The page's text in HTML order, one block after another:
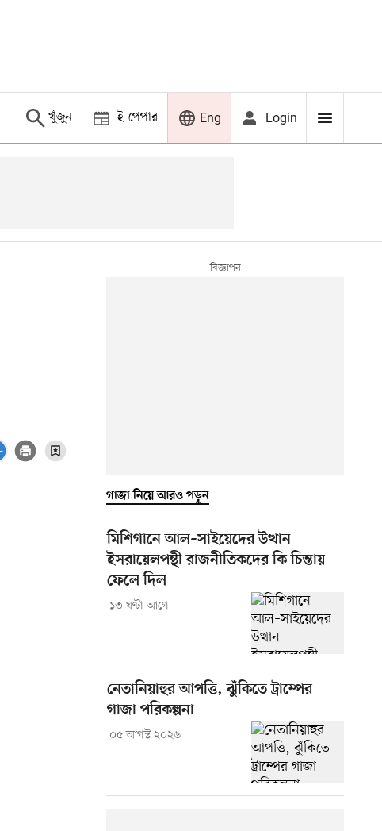
খুঁজুন ই-পেপার Eng Login
গাজা নিয়ে আরও পড়ুন
মিশিগানে আল–সাইয়েদের উত্থান
ইসরায়েলপন্থী রাজনীতিকদের কি চিন্তায়
ফেলে দিল
১৩ ঘণ্টা আগে
নেতানিয়াহুর আপত্তি, ঝুঁকিতে ট্রাম্পের
গাজা পরিকল্পনা
০৫ আগস্ট ২০২৬